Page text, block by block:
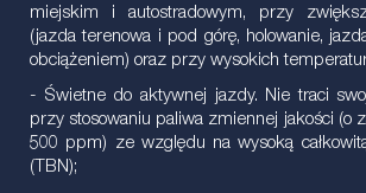
miejskim i autostradowym, przy
(jazda terenowa i pod górę, holowanie,
obciążeniem) oraz przy wysokich
- Świetne do aktywnej jazdy. Nie traci
przy stosowaniu paliwa zmiennej jakości (o
500 ppm) ze względu na wysoką
(TBN);